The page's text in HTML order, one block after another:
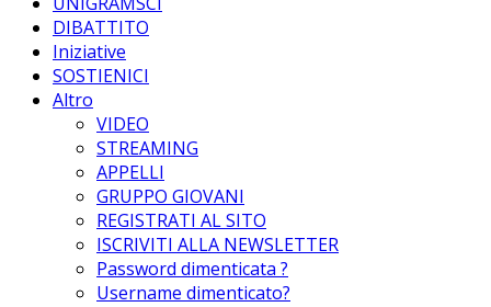
DIBATTITO
Iniziative
SOSTIENICI
Altro
VIDEO
STREAMING
APPELLI
GRUPPO GIOVANI
REGISTRATI AL SITO
ISCRIVITI ALLA NEWSLETTER
Password dimenticata ?
Username dimenticato?